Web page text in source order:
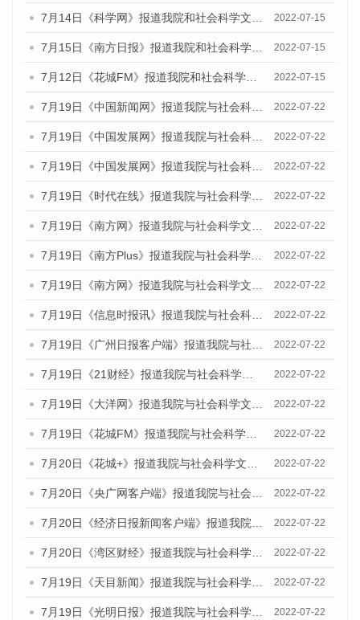
7月14日《科学网》报道我院和社会科学文献出版社联合发布的《广州蓝皮书：广州数字经济发展报告（2022）》的媒体文章 2022-07-15
7月15日《南方日报》报道我院和社会科学文献出版社联合发布的《广州蓝皮书：广州数字经济发展报告（2022）》的媒体文章 2022-07-15
7月12日《花城FM》报道我院和社会科学文献出版社联合发布的《广州蓝皮书：广州数字经济发展报告（2022）》的媒体文章 2022-07-15
7月19日《中国新闻网》报道我院与社会科学文献出版社联合发布《广州蓝皮书：广州城乡融合发展报告(2022)》的媒体文章 2022-07-22
7月19日《中国发展网》报道我院与社会科学文献出版社联合发布《广州蓝皮书：广州城乡融合发展报告(2022)》的媒体文章 2022-07-22
7月19日《中国发展网》报道我院与社会科学文献出版社联合发布《广州蓝皮书：广州城乡融合发展报告(2022)》的媒体文章 2022-07-22
7月19日《时代在线》报道我院与社会科学文献出版社联合发布《广州蓝皮书：广州城乡融合发展报告(2022)》的媒体文章 2022-07-22
7月19日《南方网》报道我院与社会科学文献出版社联合发布《广州蓝皮书：广州城乡融合发展报告(2022)》的媒体文章 2022-07-22
7月19日《南方Plus》报道我院与社会科学文献出版社联合发布《广州蓝皮书：广州城乡融合发展报告(2022)》的媒体文章 2022-07-22
7月19日《南方网》报道我院与社会科学文献出版社联合发布《广州蓝皮书：广州城乡融合发展报告(2022)》的媒体文章 2022-07-22
7月19日《信息时报讯》报道我院与社会科学文献出版社联合发布《广州蓝皮书：广州城乡融合发展报告(2022)》的媒体文章 2022-07-22
7月19日《广州日报客户端》报道我院与社会科学文献出版社联合发布《广州蓝皮书：广州城乡融合发展报告(2022)》的媒体文章 2022-07-22
7月19日《21财经》报道我院与社会科学文献出版社联合发布《广州蓝皮书：广州城乡融合发展报告(2022)》的媒体文章 2022-07-22
7月19日《大洋网》报道我院与社会科学文献出版社联合发布《广州蓝皮书：广州城乡融合发展报告(2022)》的媒体文章 2022-07-22
7月19日《花城FM》报道我院与社会科学文献出版社联合发布《广州蓝皮书：广州城乡融合发展报告(2022)》的媒体文章 2022-07-22
7月20日《花城+》报道我院与社会科学文献出版社联合发布《广州蓝皮书：广州城乡融合发展报告(2022)》的媒体文章 2022-07-22
7月20日《央广网客户端》报道我院与社会科学文献出版社联合发布《广州蓝皮书：广州城乡融合发展报告(2022)》的媒体文章 2022-07-22
7月20日《经济日报新闻客户端》报道我院与社会科学文献出版社联合发布《广州蓝皮书：广州城乡融合发展报告(2022)》的媒体文章 2022-07-22
7月20日《湾区财经》报道我院与社会科学文献出版社联合发布《广州蓝皮书：广州城乡融合发展报告(2022)》的媒体文章 2022-07-22
7月19日《天目新闻》报道我院与社会科学文献出版社联合发布《广州蓝皮书：广州城乡融合发展报告(2022)》的媒体文章 2022-07-22
7月19日《光明日报》报道我院与社会科学文献出版社联合发布《广州蓝皮书：广州城乡融合发展报告(2022)》的媒体文章 2022-07-22